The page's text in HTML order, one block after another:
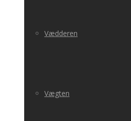
Vædderen
Vægten